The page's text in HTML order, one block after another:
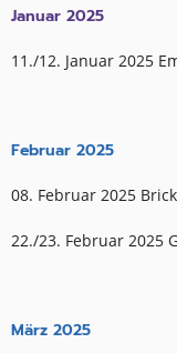
Januar 2025
11./12. Januar 2025
Februar 2025
08. Februar 2025
22./23. Februar 2025
März 2025